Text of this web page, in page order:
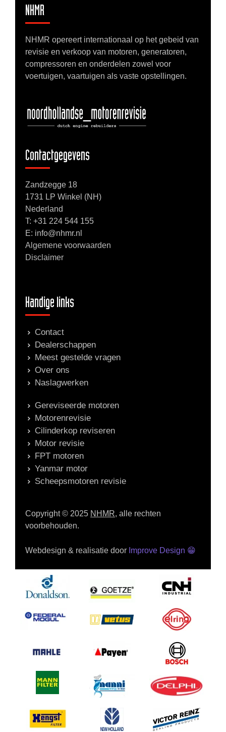
NHMR
NHMR opereert internationaal op het gebeid van
revisie en verkoop van motoren, generatoren,
compressoren en onderdelen zowel voor
voertuigen, vaartuigen als vaste opstellingen.
Contactgegevens
Zandzegge 18
1731 LP Winkel (NH)
Nederland
T: +31 224 544 155
E: info@nhmr.nl
Algemene voorwaarden
Disclaimer
Handige links
Contact
Dealerschappen
Meest gestelde vragen
Over ons
Naslagwerken
Gereviseerde motoren
Motorenrevisie
Cilinderkop reviseren
Motor revisie
FPT motoren
Yanmar motor
Scheepsmotoren revisie
Copyright © 2025 NHMR, alle rechten
voorbehouden.
Webdesign & realisatie door Improve Design 😁